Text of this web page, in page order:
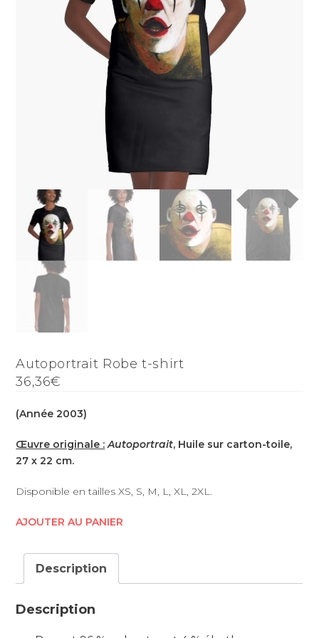
Autoportrait Robe t-shirt
36,36€
(Année 2003)
Œuvre originale : Autoportrait, Huile sur carton-toile,
27 x 22 cm.
Disponible en tailles XS, S, M, L, XL, 2XL.
AJOUTER AU PANIER
Description
Description